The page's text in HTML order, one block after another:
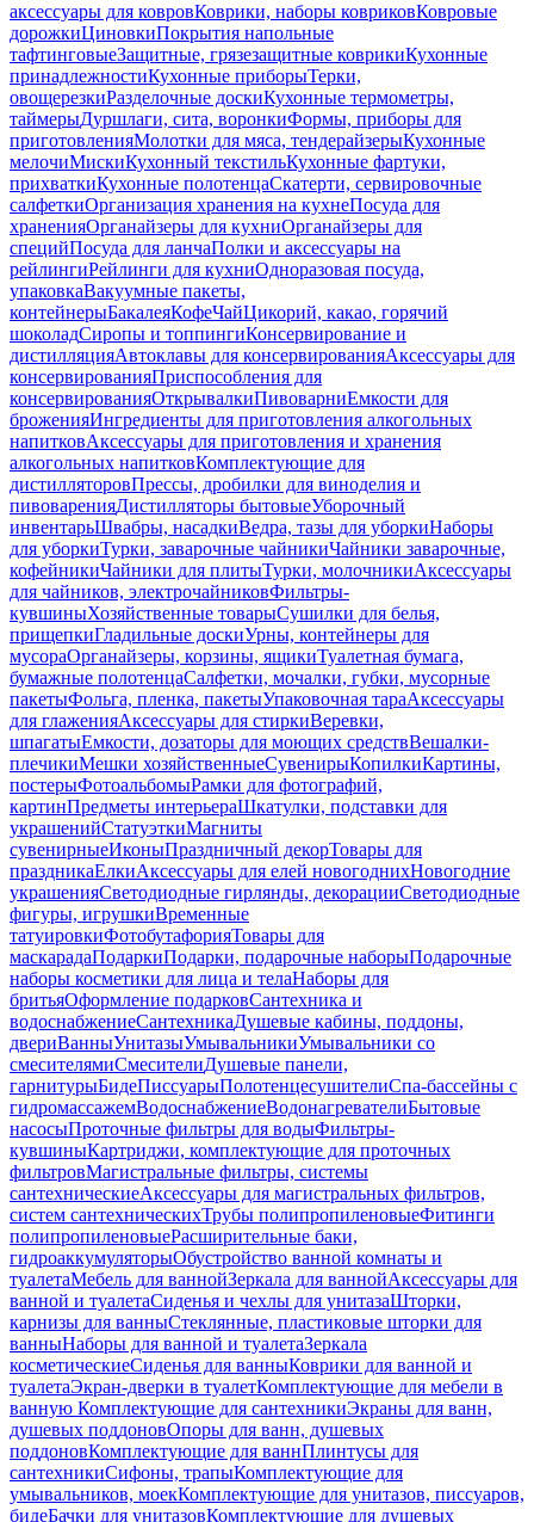
аксессуары для ковровКоврики, наборы ковриковКовровые
дорожкиЦиновкиПокрытия напольные
тафтинговыеЗащитные, грязезащитные коврикиКухонные
принадлежностиКухонные приборыТерки,
овощерезкиРазделочные доскиКухонные термометры,
таймерыДуршлаги, сита, воронкиФормы, приборы для
приготовленияМолотки для мяса, тендерайзерыКухонные
мелочиМискиКухонный текстильКухонные фартуки,
прихваткиКухонные полотенцаСкатерти, сервировочные
салфеткиОрганизация хранения на кухнеПосуда для
храненияОрганайзеры для кухниОрганайзеры для
специйПосуда для ланчаПолки и аксессуары на
рейлингиРейлинги для кухниОдноразовая посуда,
упаковкаВакуумные пакеты,
контейнерыБакалеяКофеЧайЦикорий, какао, горячий
шоколадСиропы и топпингиКонсервирование и
дистилляцияАвтоклавы для консервированияАксессуары для
консервированияПриспособления для
консервированияОткрывалкиПивоварниЕмкости для
броженияИнгредиенты для приготовления алкогольных
напитковАксессуары для приготовления и хранения
алкогольных напитковКомплектующие для
дистилляторовПрессы, дробилки для виноделия и
пивоваренияДистилляторы бытовыеУборочный
инвентарьШвабры, насадкиВедра, тазы для уборкиНаборы
для уборкиТурки, заварочные чайникиЧайники заварочные,
кофейникиЧайники для плитыТурки, молочникиАксессуары
для чайников, электрочайниковФильтры-
кувшиныХозяйственные товарыСушилки для белья,
прищепкиГладильные доскиУрны, контейнеры для
мусораОрганайзеры, корзины, ящикиТуалетная бумага,
бумажные полотенцаСалфетки, мочалки, губки, мусорные
пакетыФольга, пленка, пакетыУпаковочная тараАксессуары
для глаженияАксессуары для стиркиВеревки,
шпагатыЕмкости, дозаторы для моющих средствВешалки-
плечикиМешки хозяйственныеСувенирыКопилкиКартины,
постерыФотоальбомыРамки для фотографий,
картинПредметы интерьераШкатулки, подставки для
украшенийСтатуэткиМагниты
сувенирныеИконыПраздничный декорТовары для
праздникаЕлкиАксессуары для елей новогоднихНовогодние
украшенияСветодиодные гирлянды, декорацииСветодиодные
фигуры, игрушкиВременные
татуировкиФотобутафорияТовары для
маскарадаПодаркиПодарки, подарочные наборыПодарочные
наборы косметики для лица и телаНаборы для
бритьяОформление подарковСантехника и
водоснабжениеСантехникаДушевые кабины, поддоны,
двериВанныУнитазыУмывальникиУмывальники со
смесителямиСмесителиДушевые панели,
гарнитурыБидеПиссуарыПолотенцесушителиСпа-бассейны с
гидромассажемВодоснабжениеВодонагревателиБытовые
насосыПроточные фильтры для водыФильтры-
кувшиныКартриджи, комплектующие для проточных
фильтровМагистральные фильтры, системы
сантехническиеАксессуары для магистральных фильтров,
систем сантехническихТрубы полипропиленовыеФитинги
полипропиленовыеРасширительные баки,
гидроаккумуляторыОбустройство ванной комнаты и
туалетаМебель для ваннойЗеркала для ваннойАксессуары для
ванной и туалетаСиденья и чехлы для унитазаШторки,
карнизы для ванныСтеклянные, пластиковые шторки для
ванныНаборы для ванной и туалетаЗеркала
косметическиеСиденья для ванныКоврики для ванной и
туалетаЭкран-дверки в туалетКомплектующие для мебели в
ванную Комплектующие для сантехникиЭкраны для ванн,
душевых поддоновОпоры для ванн, душевых
поддоновКомплектующие для ваннПлинтусы для
сантехникиСифоны, трапыКомплектующие для
умывальников, моекКомплектующие для унитазов, писсуаров,
бидеБачки для унитазовКомплектующие для душевых